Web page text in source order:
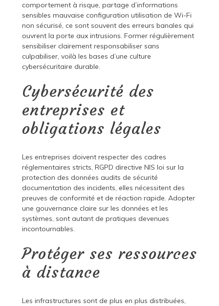
comportement à risque, partage d’informations
sensibles mauvaise configuration utilisation de Wi-Fi
non sécurisé, ce sont souvent des erreurs banales qui
ouvrent la porte aux intrusions. Former régulièrement
sensibiliser clairement responsabiliser sans
culpabiliser, voilà les bases d’une culture
cybersécuritaire durable.
Cybersécurité des
entreprises et
obligations légales
Les entreprises doivent respecter des cadres
réglementaires stricts, RGPD directive NIS loi sur la
protection des données audits de sécurité
documentation des incidents, elles nécessitent des
preuves de conformité et de réaction rapide. Adopter
une gouvernance claire sur les données et les
systèmes, sont autant de pratiques devenues
incontournables.
Protéger ses ressources
à distance
Les infrastructures sont de plus en plus distribuées,